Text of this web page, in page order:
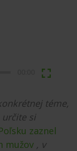
téme,
si
zaznel
mužov , v